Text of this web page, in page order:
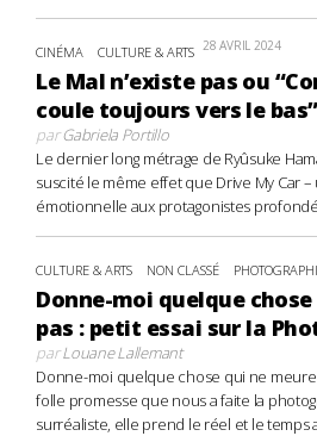
CINÉMA CULTURE & ARTS 28 AVRIL 2024
Le Mal n’existe pas ou
coule toujours vers le bas”
parGabriela Portillo
Le dernier long métrage de Ryûsuke
suscité le même effet que Drive My Car
émotionnelle aux protagonistes
CULTURE & ARTS NON CLASSÉ
Donne-moi quelque
pas : petit essai sur la
parLouane Lallemant
Donne-moi quelque chose qui ne meure
folle promesse que nous a faite la
surréaliste, elle prend le réel et le temps